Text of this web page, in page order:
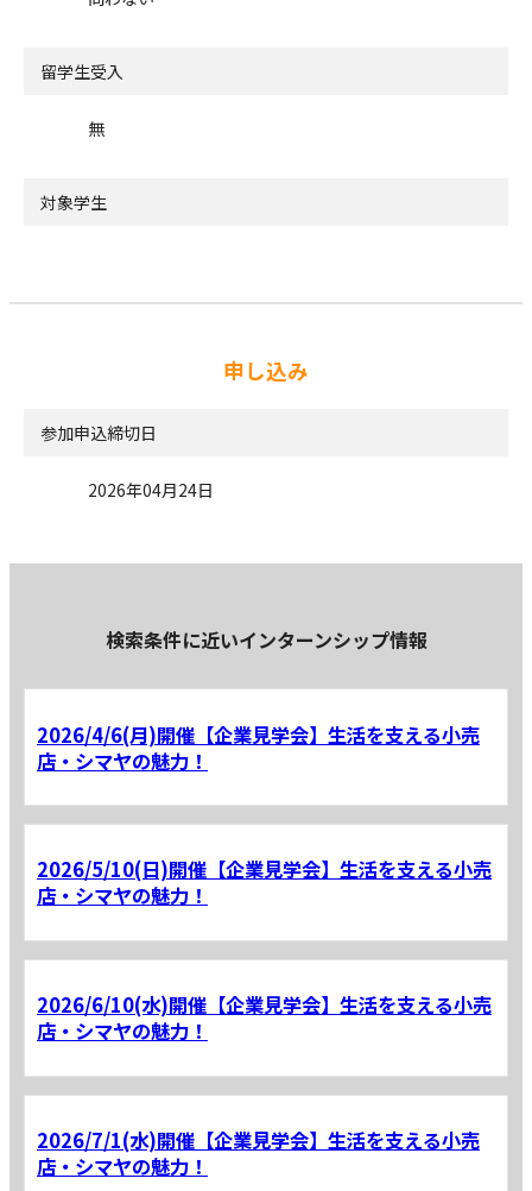
留学生受入
無
対象学生
申し込み
参加申込締切日
2026年04月24日
検索条件に近いインターンシップ情報
2026/4/6(月)開催【企業見学会】生活を支える小売
店・シマヤの魅力！
2026/5/10(日)開催【企業見学会】生活を支える小売
店・シマヤの魅力！
2026/6/10(水)開催【企業見学会】生活を支える小売
店・シマヤの魅力！
2026/7/1(水)開催【企業見学会】生活を支える小売
店・シマヤの魅力！